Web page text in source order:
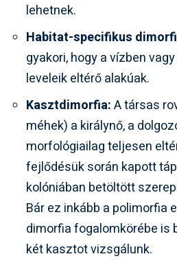
lehetnek.
Habitat-specifikus
gyakori, hogy a vízben
leveleik eltérő alakúak.
Kasztdimorfia:A társas
méhek) a királynő, a
morfológiailag teljesen
fejlődésük során kapott
kolóniában betöltött
Bár ez inkább a polimorfia
dimorfia fogalomkörébe is
két kasztot vizsgálunk.